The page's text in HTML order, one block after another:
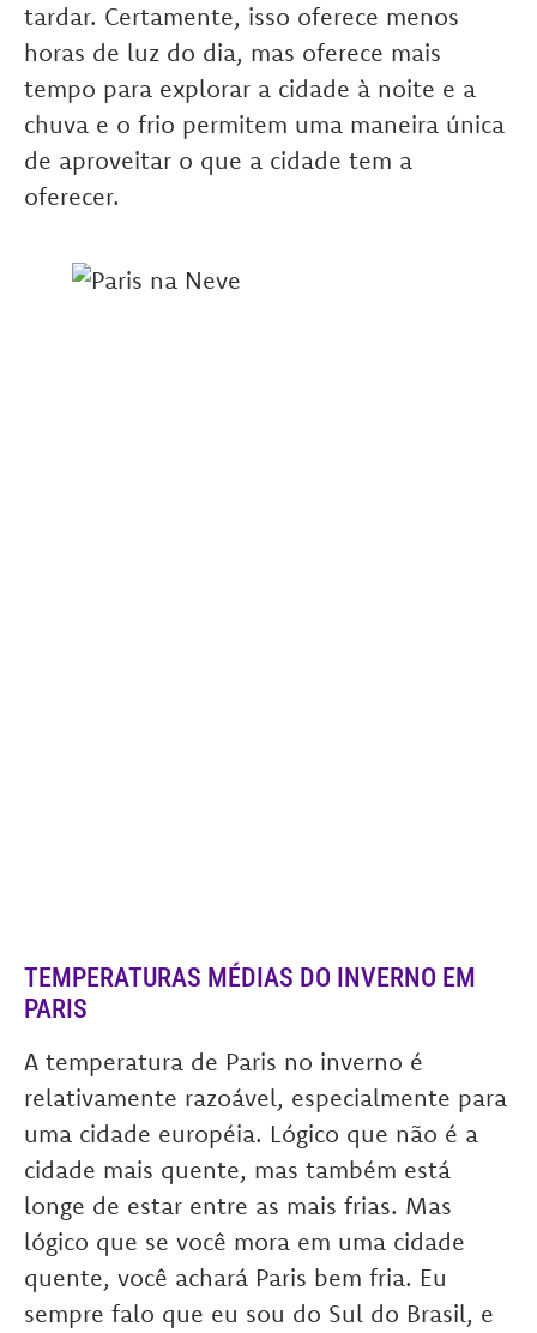
tardar. Certamente, isso oferece menos
horas de luz do dia, mas oferece mais
tempo para explorar a cidade à noite e a
chuva e o frio permitem uma maneira única
de aproveitar o que a cidade tem a
oferecer.
TEMPERATURAS MÉDIAS DO INVERNO EM
PARIS
A temperatura de Paris no inverno é
relativamente razoável, especialmente para
uma cidade européia. Lógico que não é a
cidade mais quente, mas também está
longe de estar entre as mais frias. Mas
lógico que se você mora em uma cidade
quente, você achará Paris bem fria. Eu
sempre falo que eu sou do Sul do Brasil, e